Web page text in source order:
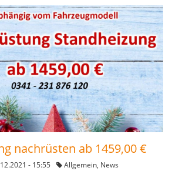
nachrüsten ab 1459,00 €
- 15:55 Allgemein News